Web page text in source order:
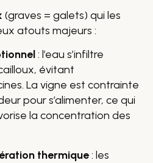
(graves = galets) qui les
atouts majeurs :
: l’eau s’infiltre
évitant
La vigne est contrainte
pour s’alimenter, ce qui
la concentration des
thermique: les